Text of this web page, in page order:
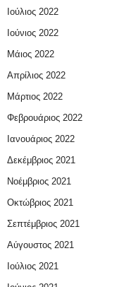
Ιούλιος 2022
Ιούνιος 2022
Μάιος 2022
Απρίλιος 2022
Μάρτιος 2022
Φεβρουάριος 2022
Ιανουάριος 2022
Δεκέμβριος 2021
Νοέμβριος 2021
Οκτώβριος 2021
Σεπτέμβριος 2021
Αύγουστος 2021
Ιούλιος 2021